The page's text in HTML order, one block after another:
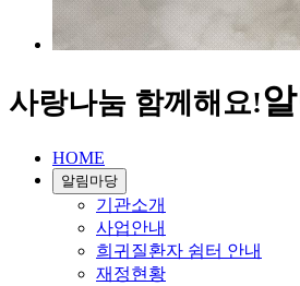
사랑나눔 함께해요!
HOME
알림마당
기관소개
사업안내
희귀질환자 쉼터 안내
재정현황